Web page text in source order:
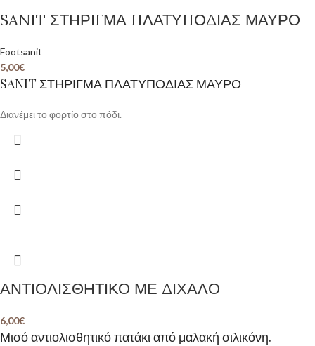
SANIT ΣΤΗΡΙΓΜΑ ΠΛΑΤΥΠΟΔΙΑΣ ΜΑΥΡΟ
Footsanit
5,00€
SANIT ΣΤΗΡΙΓΜΑ ΠΛΑΤΥΠΟΔΙΑΣ ΜΑΥΡΟ
Διανέμει το φορτίο στο πόδι.
ΑΝΤΙΟΛΙΣΘΗΤΙΚΟ ΜΕ ΔΙΧΑΛΟ
6,00€
Μισό αντιολισθητικό πατάκι από μαλακή σιλικόνη.